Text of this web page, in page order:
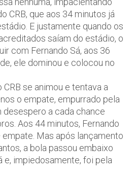
CRB, que aos 34 minutos já
E justamente quando os
saíam do estádio, o
com Fernando Sá, aos 36
ele dominou e colocou no
se animou e tentava a
o empate, empurrado pela
a cada chance
Aos 44 minutos, Fernando
empate. Mas após lançamento
a bola passou embaixo
e, impiedosamente, foi pela